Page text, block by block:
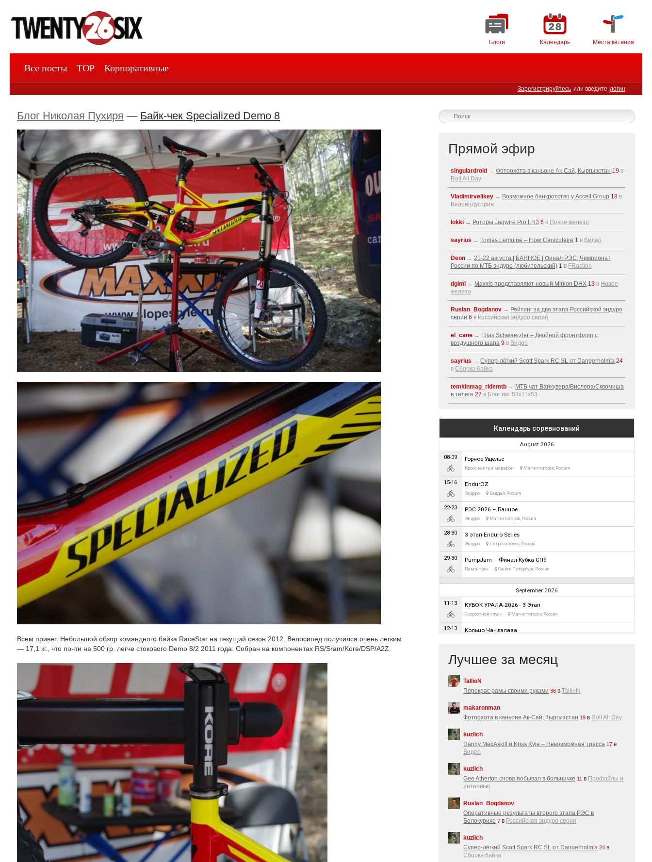
Блоги Календарь Места катания
Зарегистрируйтесь или введите логин
Все посты TOP Корпоративные
Блог Николая Пухиря — Байк-чек Specialized Demo 8
Всем привет. Небольшой обзор командного байка RaceStar на текущий сезон 2012. Велосипед получился очень легким
— 17,1 кг., что почти на 500 гр. легче стокового Demo 8/2 2011 года. Собран на компонентах RS/Sram/Kore/DSP/A2Z.
Прямой эфир
singulardroid →Фотоохота в каньоне Ак-Cай, Кыргызстан 19 в
Roll All Day
Vladimirvelikey → Возможное банкротство у Accell Group 18 в
Велоиндустрия
lokki → Роторы Jagwire Pro LR3 6 в Новое железо
sayrius →Tomas Lemoine – Flow Caniculaire 1 в Видео
Deon →21-22 августа | БАННОЕ | Финал РЭС, Чемпионат
России по МТБ эндуро (любительский) 1 в FRaction
dgimi → Maxxis представляют новый Minion DHX 13 в Новое
железо
Ruslan_Bogdanov → Рейтинг за два этапа Российской эндуро
серии 6 в Российская эндуро серия
el_cane → Elias Schwaerzler – Двойной фронтфлип с
воздушного шара 9 в Видео
sayrius →Супер-лёгкий Scott Spark RC SL от Dangerholm'a 24
вСборка байка
temkinmag_ridemtb → МТБ чат Ванкувера/Вислера/Сквомиша
в телеге 27 в Блог им. 53x11x53
Лучшее за месяц
TallioN
Перекрас рамы своими руками 36 вTallioN
makaronman
Фотоохота в каньоне Ак-Cай, Кыргызстан 19 в Roll All Day
kuzlich
Danny MacAskill и Kriss Kyle – Невозможная трасса 17 в
Видео
kuzlich
Gee Atherton снова побывал в больничке 11 в Профайлы и
интервью
Ruslan_Bogdanov
Оперативные результаты второго этапа РЭС в
Белокурихе 7 в Российская эндуро серия
kuzlich
Супер-лёгкий Scott Spark RC SL от Dangerholm'a 24 в
Сборка байка